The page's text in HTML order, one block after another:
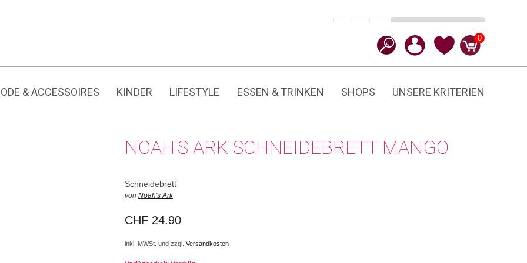
0
& ACCESSOIRES KINDER LIFESTYLE ESSEN & TRINKEN SHOPS UNSERE KRITERIEN
NOAH'S ARK SCHNEIDEBRETT MANGO
Schneidebrett
von Noah's Ark
CHF 24.90
inkl. MWSt. und zzgl. Versandkosten